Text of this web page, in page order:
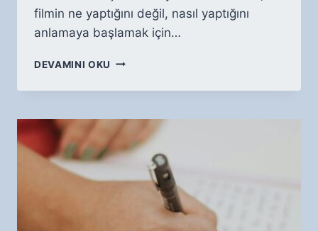
filmin ne yaptığını değil, nasıl yaptığını
anlamaya başlamak için…
DEVAMINI OKU FILM
REHBERI:
TANIMAK